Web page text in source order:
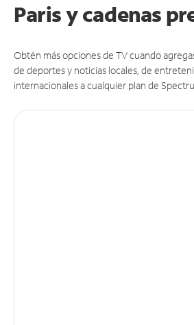
Paris y cadenas
Obtén más opciones de TV cuando
de deportes y noticias locales, de
internacionales a cualquier plan de